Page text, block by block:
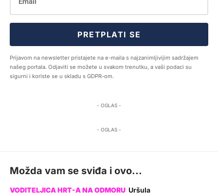
PRETPLATI SE
Prijavom na newsletter pristajete na e-maila s najzanimljivijim sadržajem
našeg portala. Odjaviti se možete u svakom trenutku, a vaši podaci su
sigurni i koriste se u skladu s GDPR-om.
- OGLAS -
- OGLAS -
Možda vam se sviđa i ovo...
Uršula